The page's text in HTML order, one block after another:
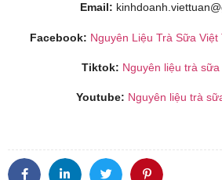
Email:
Facebook: Nguyên Liệu Trà Sữa
Tiktok: Nguyên liệu trà sữa
Youtube: Nguyên liệu trà